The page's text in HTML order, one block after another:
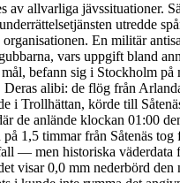
av allvarliga jävssituationer.
utredde
En militär
vars uppgift bland
befann sig i Stockholm på
alibi: de flög från
i Trollhättan, körde till
de anlände klockan 01:00
på 1,5 timmar från Såtenäs tog
— men historiska väderdata
visar 0,0 mm nederbörd den